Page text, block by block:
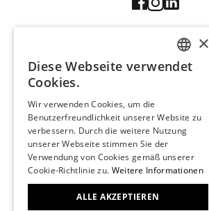
Produkte
Trouvaille
Über uns
Kontakt
Impressum
Datenschutz
KONTAKT
Stadelmann 1972
Marktgasse 29
GERMAN
FRENCH
×
Diese Webseite verwendet
Cookies.
Wir verwenden Cookies, um die
Benutzerfreundlichkeit unserer Website zu
verbessern. Durch die weitere Nutzung
unserer Webseite stimmen Sie der
Verwendung von Cookies gemäß unserer
Cookie-Richtlinie zu. Weitere Informationen
ALLE AKZEPTIEREN